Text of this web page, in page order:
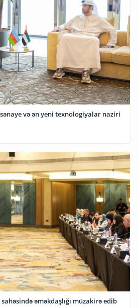
və ən yeni texnologiyalar naziri
əməkdaşlığı müzakirə edib